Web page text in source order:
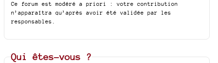
Ce forum est modéré a priori : votre contribution
n’apparaîtra qu’après avoir été validée par les
responsables.
Qui êtes-vous ?